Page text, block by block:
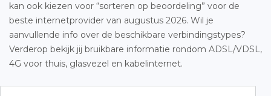
kan ook kiezen voor “sorteren op beoordeling” voor de
beste internetprovider van augustus 2026. Wil je
aanvullende info over de beschikbare verbindingstypes?
Verderop bekijk jij bruikbare informatie rondom ADSL/VDSL,
4G voor thuis, glasvezel en kabelinternet.